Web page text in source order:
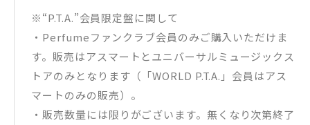
※“P.T.A.”会員限定盤に関して
・Perfumeファンクラブ会員のみご購入いただけま
す。販売はアスマートとユニバーサルミュージックス
トアのみとなります（「WORLD P.T.A.」会員はアス
マートのみの販売）。
・販売数量には限りがございます。無くなり次第終了